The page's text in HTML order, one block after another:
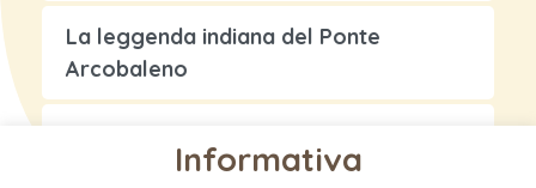
La leggenda indiana del Ponte
Arcobaleno
Informativa